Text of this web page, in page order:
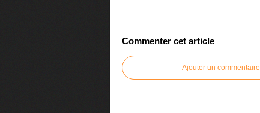
Commenter cet article
Ajouter un commentaire